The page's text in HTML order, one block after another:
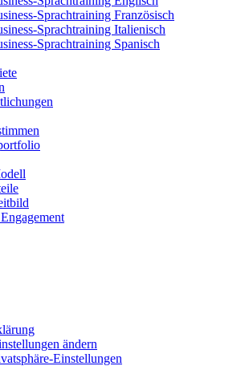
Sprachtraining Französisch
Sprachtraining Italienisch
Sprachtraining Spanisch
ändern
Einstellungen